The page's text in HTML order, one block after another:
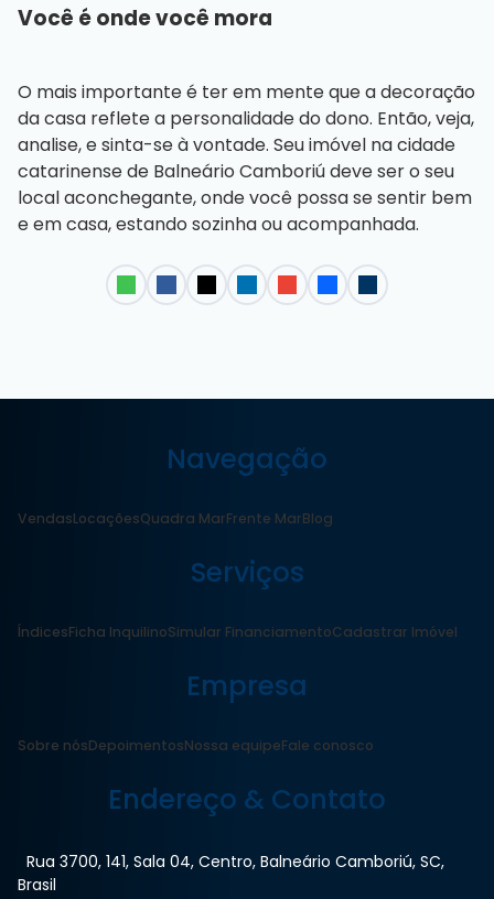
Você é onde você mora
O mais importante é ter em mente que a decoração
da casa reflete a personalidade do dono. Então, veja,
analise, e sinta-se à vontade. Seu imóvel na cidade
catarinense de Balneário Camboriú deve ser o seu
local aconchegante, onde você possa se sentir bem
e em casa, estando sozinha ou acompanhada.
Navegação
VendasLocaçõesQuadra MarFrente MarBlog
Serviços
ÍndicesFicha InquilinoSimular FinanciamentoCadastrar Imóvel
Empresa
Sobre nósDepoimentosNossa equipeFale conosco
Endereço & Contato
Rua 3700, 141, Sala 04, Centro, Balneário Camboriú, SC,
Brasil